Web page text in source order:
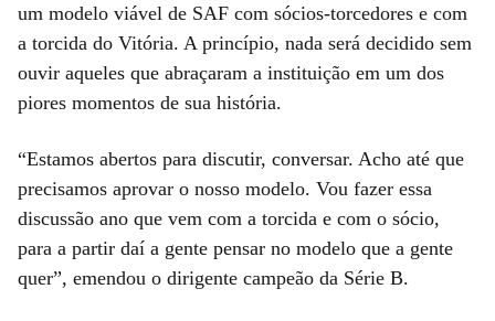
um modelo viável de SAF com sócios-torcedores e com
a torcida do Vitória. A princípio, nada será decidido sem
ouvir aqueles que abraçaram a instituição em um dos
piores momentos de sua história.
“Estamos abertos para discutir, conversar. Acho até que
precisamos aprovar o nosso modelo. Vou fazer essa
discussão ano que vem com a torcida e com o sócio,
para a partir daí a gente pensar no modelo que a gente
quer”, emendou o dirigente campeão da Série B.